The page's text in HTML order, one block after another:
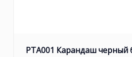
PTA001 Карандаш